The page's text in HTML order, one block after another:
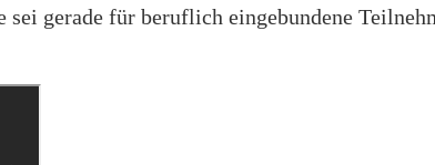
sei gerade für beruflich eingebundene